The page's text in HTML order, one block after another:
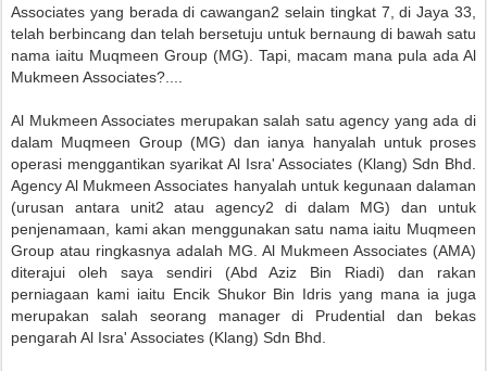
Associates yang berada di cawangan2 selain tingkat 7, di Jaya 33,
telah berbincang dan telah bersetuju untuk bernaung di bawah satu
nama iaitu Muqmeen Group (MG). Tapi, macam mana pula ada Al
Mukmeen Associates?....
Al Mukmeen Associates merupakan salah satu agency yang ada di
dalam Muqmeen Group (MG) dan ianya hanyalah untuk proses
operasi menggantikan syarikat Al Isra' Associates (Klang) Sdn Bhd.
Agency Al Mukmeen Associates hanyalah untuk kegunaan dalaman
(urusan antara unit2 atau agency2 di dalam MG) dan untuk
penjenamaan, kami akan menggunakan satu nama iaitu Muqmeen
Group atau ringkasnya adalah MG. Al Mukmeen Associates (AMA)
diterajui oleh saya sendiri (Abd Aziz Bin Riadi) dan rakan
perniagaan kami iaitu Encik Shukor Bin Idris yang mana ia juga
merupakan salah seorang manager di Prudential dan bekas
pengarah Al Isra' Associates (Klang) Sdn Bhd.